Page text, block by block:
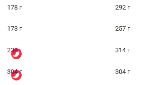
178 г 292 г
173 г 257 г
238 г 314 г
304 г 304 г